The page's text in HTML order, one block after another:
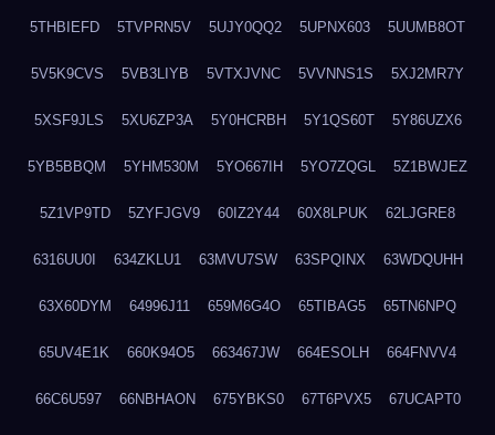
5THBIEFD 5TVPRN5V 5UJY0QQ2 5UPNX603 5UUMB8OT
5V5K9CVS 5VB3LIYB 5VTXJVNC 5VVNNS1S 5XJ2MR7Y
5XSF9JLS 5XU6ZP3A 5Y0HCRBH 5Y1QS60T 5Y86UZX6
5YB5BBQM 5YHM530M 5YO667IH 5YO7ZQGL 5Z1BWJEZ
5Z1VP9TD 5ZYFJGV9 60IZ2Y44 60X8LPUK 62LJGRE8
6316UU0I 634ZKLU1 63MVU7SW 63SPQINX 63WDQUHH
63X60DYM 64996J11 659M6G4O 65TIBAG5 65TN6NPQ
65UV4E1K 660K94O5 663467JW 664ESOLH 664FNVV4
66C6U597 66NBHAON 675YBKS0 67T6PVX5 67UCAPT0